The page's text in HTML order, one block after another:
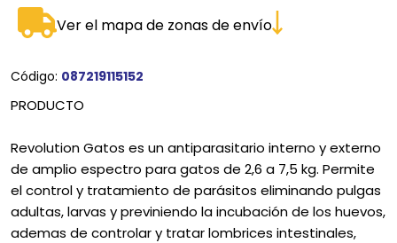
Ver el mapa de zonas de envío
Código: 087219115152
PRODUCTO
Revolution Gatos es un antiparasitario interno y externo
de amplio espectro para gatos de 2,6 a 7,5 kg. Permite
el control y tratamiento de parásitos eliminando pulgas
adultas, larvas y previniendo la incubación de los huevos,
ademas de controlar y tratar lombrices intestinales,